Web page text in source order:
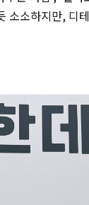
소하지만, 디